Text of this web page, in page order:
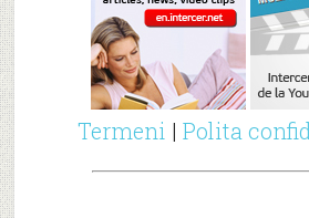
Termeni |Polita